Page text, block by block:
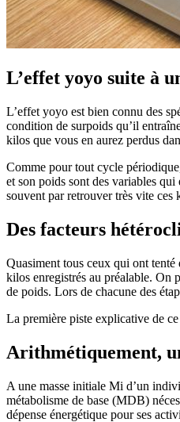
L’effet yoyo suite à
L’effet yoyo est bien connu des
condition de surpoids qu’il
kilos que vous en aurez perdus
Comme pour tout cycle
et son poids sont des variables
souvent par retrouver très vite ces
Des facteurs
Quasiment tous ceux qui ont
kilos enregistrés au préalable. On
de poids. Lors de chacune des
La première piste explicative de
Arithmétiquement,
A une masse initiale Mi d’un
métabolisme de base (MDB)
dépense énergétique pour ses